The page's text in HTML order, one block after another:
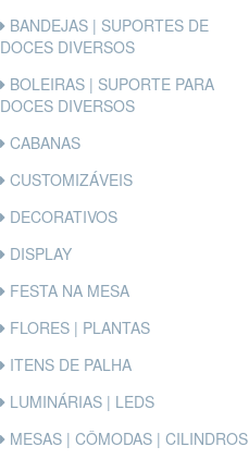
BANDEJAS | SUPORTES DE
DOCES DIVERSOS
BOLEIRAS | SUPORTE PARA
DOCES DIVERSOS
CABANAS
CUSTOMIZÁVEIS
DECORATIVOS
DISPLAY
FESTA NA MESA
FLORES | PLANTAS
ITENS DE PALHA
LUMINÁRIAS | LEDS
MESAS | CÔMODAS | CILINDROS